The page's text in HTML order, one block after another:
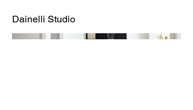
Dainelli Studio